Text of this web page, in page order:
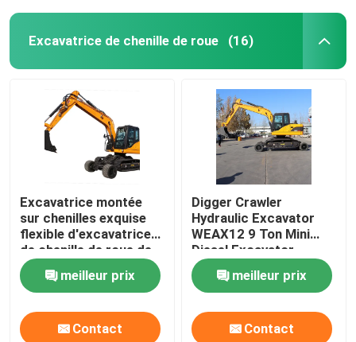
Excavatrice de chenille de roue (16)
Excavatrice montée
sur chenilles exquise
flexible d'excavatrice
de chenille de roue de
12 tonnes
meilleur prix
Contact
Digger Crawler
Hydraulic Excavator
WEAX12 9 Ton Mini
Diesel Excavator
meilleur prix
Contact